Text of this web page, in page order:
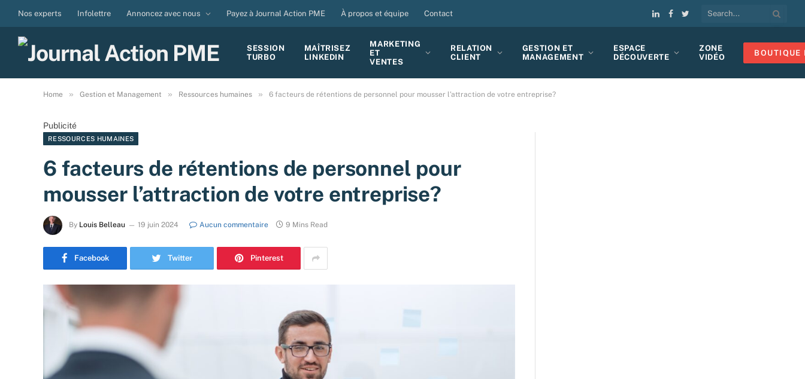
Nos experts Infolettre Annoncez avec nous Payez à Journal Action PME À propos et équipe Contact
LinkedIn
Facebook
Twitter
SESSION
TURBO
MAÎTRISEZ
LINKEDIN
MARKETING
ET
VENTES
RELATION
CLIENT
GESTION ET
MANAGEMENT
ESPACE
DÉCOUVERTE
ZONE
VIDÉO
BOUTIQUE
Home » Gestion et Management » Ressources humaines » 6 facteurs de rétentions de personnel pour mousser l’attraction de votre entreprise?
Publicité
RESSOURCES HUMAINES
6 facteurs de rétentions de personnel pour
mousser l’attraction de votre entreprise?
By Louis Belleau 19 juin 2024 Aucun commentaire 9 Mins Read
Facebook Twitter Pinterest